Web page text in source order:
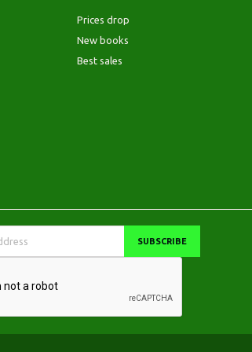
Prices drop
New books
Best sales